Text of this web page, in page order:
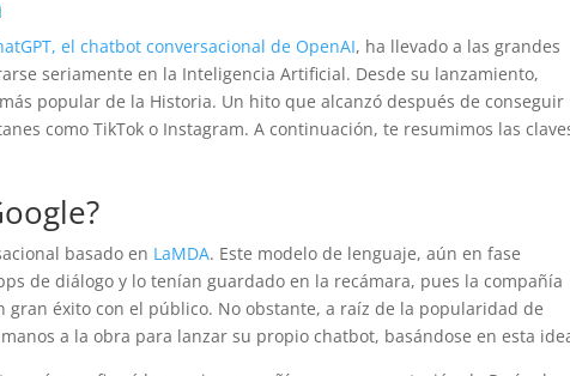
el chatbot conversacional de OpenAI, ha llevado a las grandes
seriamente en la Inteligencia Artificial. Desde su lanzamiento,
popular de la Historia. Un hito que alcanzó después de conseguir
como TikTok o Instagram. A continuación, te resumimos las
basado en LaMDA. Este modelo de lenguaje, aún en fase
de diálogo y lo tenían guardado en la recámara, pues la compañía
éxito con el público. No obstante, a raíz de la popularidad de
a la obra para lanzar su propio chatbot, basándose en esta